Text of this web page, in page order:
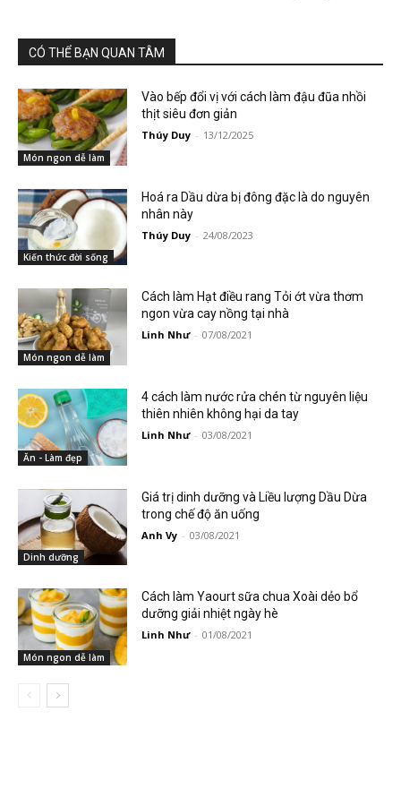
CÓ THỂ BẠN QUAN TÂM
Món ngon dễ làm
Vào bếp đổi vị với cách làm đậu đũa nhồi
thịt siêu đơn giản
Thúy Duy - 13/12/2025
Kiến thức đời sống
Hoá ra Dầu dừa bị đông đặc là do nguyên
nhân này
Thúy Duy - 24/08/2023
Món ngon dễ làm
Cách làm Hạt điều rang Tỏi ớt vừa thơm
ngon vừa cay nồng tại nhà
Linh Như - 07/08/2021
Ăn - Làm đẹp
4 cách làm nước rửa chén từ nguyên liệu
thiên nhiên không hại da tay
Linh Như - 03/08/2021
Dinh dưỡng
Giá trị dinh dưỡng và Liều lượng Dầu Dừa
trong chế độ ăn uống
Anh Vy - 03/08/2021
Món ngon dễ làm
Cách làm Yaourt sữa chua Xoài dẻo bổ
dưỡng giải nhiệt ngày hè
Linh Như - 01/08/2021